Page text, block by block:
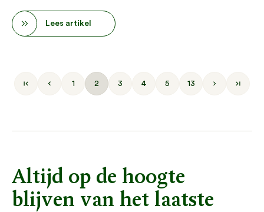
Lees artikel
1 2 3 4 5 13
Altijd op de hoogte
blijven van het laatste